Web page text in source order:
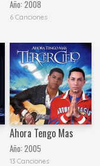
Año:2008
6 Canciones
Ahora Tengo Mas
Año:2005
13 Canciones